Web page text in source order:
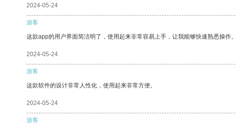
2024-05-24
游客
这款app的用户界面简洁明了，使用起来非常容易上手，让我能够快速熟悉操作。
2024-05-24
游客
这款软件的设计非常人性化，使用起来非常方便。
2024-05-24
游客